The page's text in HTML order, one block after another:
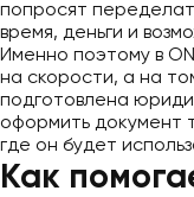
попросят
время, деньги и
Именно поэтому в
на скорости, а на
подготовлена
оформить документ
где он будет
Как